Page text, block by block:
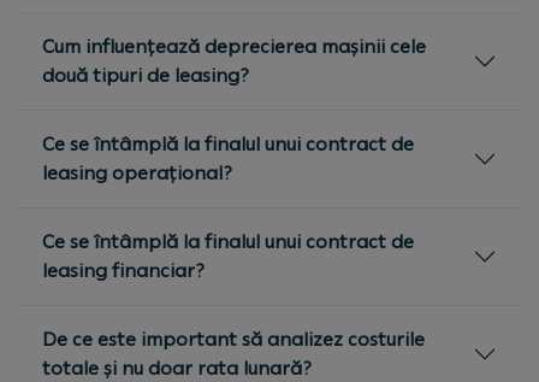
Cum influențează deprecierea mașinii cele
două tipuri de leasing?
Ce se întâmplă la finalul unui contract de
leasing operațional?
Ce se întâmplă la finalul unui contract de
leasing financiar?
De ce este important să analizez costurile
totale și nu doar rata lunară?